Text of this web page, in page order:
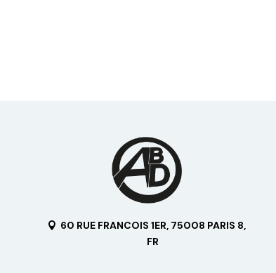
60 RUE FRANCOIS 1ER, 75008 PARIS 8,
FR